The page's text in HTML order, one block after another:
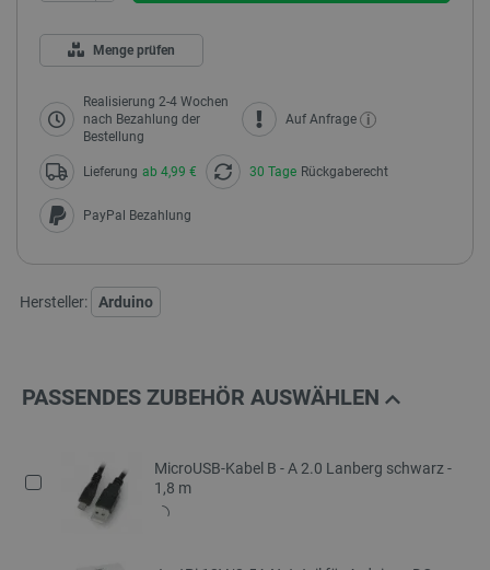
Menge prüfen
Realisierung 2-4 Wochen
nach Bezahlung der
Bestellung
Auf Anfrage i
Lieferung ab 4,99 € 30 Tage Rückgaberecht
PayPal Bezahlung
Hersteller: Arduino
PASSENDES ZUBEHÖR AUSWÄHLEN
MicroUSB-Kabel B - A 2.0 Lanberg schwarz -
1,8 m